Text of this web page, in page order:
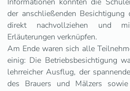
der anschließenden Besichtigung
direkt nachvollziehen und
Erläuterungen verknüpfen.
Am Ende waren sich alle
einig: Die Betriebsbesichtigung
lehrreicher Ausflug, der
des Brauers und Mälzers